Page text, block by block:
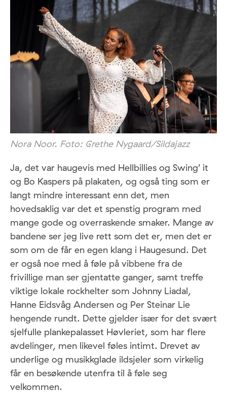
Nora Noor. Foto: Grethe Nygaard/Sildajazz
Ja, det var haugevis med Hellbillies og Swing’ it
og Bo Kaspers på plakaten, og også ting som er
langt mindre interessant enn det, men
hovedsaklig var det et spenstig program med
mange gode og overraskende smaker. Mange av
bandene ser jeg live rett som det er, men det er
som om de får en egen klang i Haugesund. Det
er også noe med å føle på vibbene fra de
frivillige man ser gjentatte ganger, samt treffe
viktige lokale rockhelter som Johnny Liadal,
Hanne Eidsvåg Andersen og Per Steinar Lie
hengende rundt. Dette gjelder især for det svært
sjelfulle plankepalasset Høvleriet, som har flere
avdelinger, men likevel føles intimt. Drevet av
underlige og musikkglade ildsjeler som virkelig
får en besøkende utenfra til å føle seg
velkommen.